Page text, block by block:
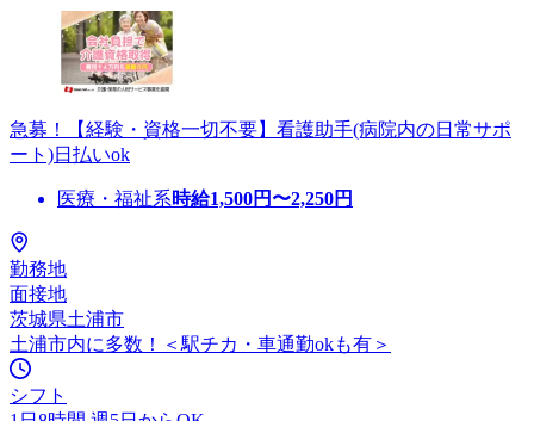
急募！【経験・資格一切不要】看護助手(病院内の日常サポ
ート)日払いok
医療・福祉系時給1,500円〜2,250円
勤務地
面接地
茨城県土浦市
土浦市内に多数！＜駅チカ・車通勤okも有＞
シフト